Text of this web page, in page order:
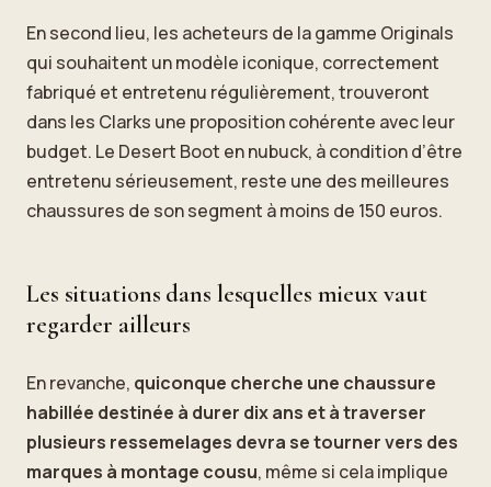
En second lieu, les acheteurs de la gamme Originals
qui souhaitent un modèle iconique, correctement
fabriqué et entretenu régulièrement, trouveront
dans les Clarks une proposition cohérente avec leur
budget. Le Desert Boot en nubuck, à condition d’être
entretenu sérieusement, reste une des meilleures
chaussures de son segment à moins de 150 euros.
Les situations dans lesquelles mieux vaut
regarder ailleurs
En revanche, quiconque cherche une chaussure
habillée destinée à durer dix ans et à traverser
plusieurs ressemelages devra se tourner vers des
marques à montage cousu, même si cela implique